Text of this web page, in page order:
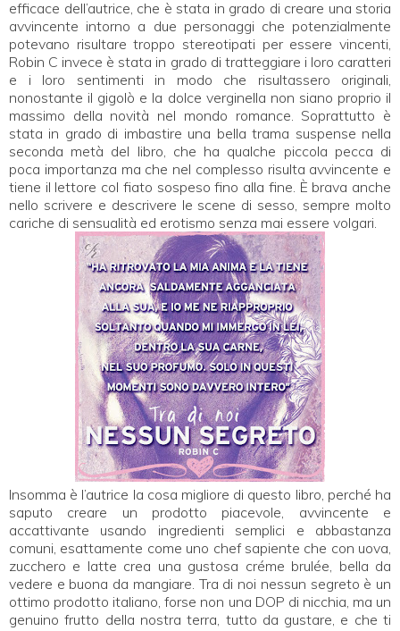
efficace dell’autrice, che è stata in grado di creare una storia
avvincente intorno a due personaggi che potenzialmente
potevano risultare troppo stereotipati per essere vincenti,
Robin C invece è stata in grado di tratteggiare i loro caratteri
e i loro sentimenti in modo che risultassero originali,
nonostante il gigolò e la dolce verginella non siano proprio il
massimo della novità nel mondo romance. Soprattutto è
stata in grado di imbastire una bella trama suspense nella
seconda metà del libro, che ha qualche piccola pecca di
poca importanza ma che nel complesso risulta avvincente e
tiene il lettore col fiato sospeso fino alla fine. È brava anche
nello scrivere e descrivere le scene di sesso, sempre molto
cariche di sensualità ed erotismo senza mai essere volgari.
Insomma è l’autrice la cosa migliore di questo libro, perché ha
saputo creare un prodotto piacevole, avvincente e
accattivante usando ingredienti semplici e abbastanza
comuni, esattamente come uno chef sapiente che con uova,
zucchero e latte crea una gustosa créme brulée, bella da
vedere e buona da mangiare. Tra di noi nessun segreto è un
ottimo prodotto italiano, forse non una DOP di nicchia, ma un
genuino frutto della nostra terra, tutto da gustare, e che ti